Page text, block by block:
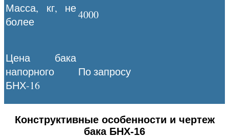
Масса, кг, не
более
4000
Цена бака
напорного
БНХ-16
По запросу
Конструктивные особенности и чертеж
бака БНХ-16